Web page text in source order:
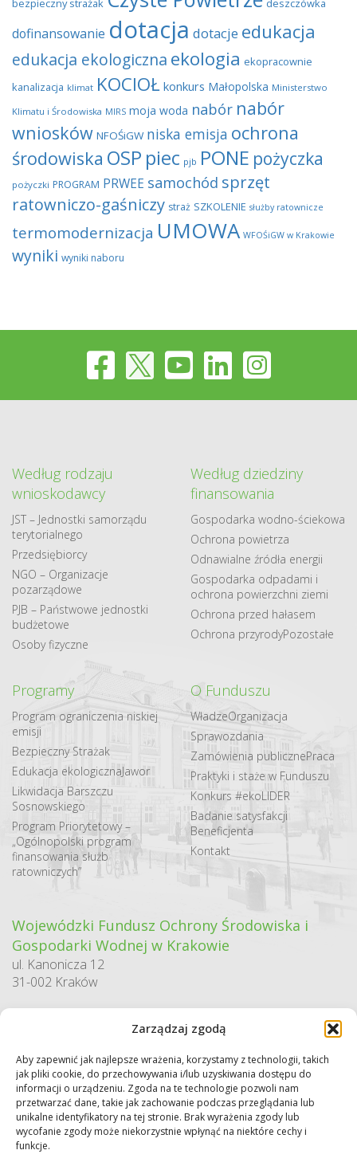
Zarządzaj zgodą
Aby zapewnić jak najlepsze wrażenia, korzystamy z technologii, takich
jak pliki cookie, do przechowywania i/lub uzyskiwania dostępu do
informacji o urządzeniu. Zgoda na te technologie pozwoli nam
przetwarzać dane, takie jak zachowanie podczas przeglądania lub
unikalne identyfikatory na tej stronie. Brak wyrażenia zgody lub
wycofanie zgody może niekorzystnie wpłynąć na niektóre cechy i
funkcje.
bezpieczny strażak deszczówka
dofinansowanie dotacja dotacje edukacja
edukacja ekologiczna ekologia ekopracownie
kanalizacja klimat KOCIOŁ konkurs Małopolska Ministerstwo
Klimatu i Środowiska MIRS moja woda nabór nabór
wniosków NFOŚiGW niska emisja ochrona
środowiska OSP piec pjb PONE pożyczka
pożyczki PROGRAM PRWEE samochód sprzęt
ratowniczo-gaśniczy straż SZKOLENIE służby ratownicze
termomodernizacja UMOWA WFOŚiGW w Krakowie
wyniki wyniki naboru
Według rodzaju
wnioskodawcy
JST – Jednostki samorządu
terytorialnego
Przedsiębiorcy
NGO – Organizacje
pozarządowe
PJB – Państwowe jednostki
budżetowe
Osoby fizyczne
Według dziedziny
finansowania
Gospodarka​ wodno​-ściekowa
Ochrona powietrza
Odnawialne​ źródła​ energii
Gospodarka odpadami i
ochrona powierzchni ziemi
Ochrona przed hałasem
Ochrona przyrodyPozostałe
Programy
Program ograniczenia niskiej
emisji
Bezpieczny Strażak
Edukacja ekologicznaJawor
Likwidacja Barszczu
Sosnowskiego
Program Priorytetowy –
„Ogólnopolski program
finansowania służb
ratowniczych”
O Funduszu
WładzeOrganizacja
Sprawozdania
Zamówienia publicznePraca
Praktyki i staże w Funduszu
Konkurs #ekoLIDER
Badanie satysfakcji
Beneficjenta
Kontakt
Wojewódzki Fundusz Ochrony Środowiska i
Gospodarki Wodnej w Krakowie
ul. Kanonicza 12
31-002 Kraków
Sekretariat / Dziennik podawczy
tel.: 12 422 94 90
e-mail:biuro@wfos.krakow.pl